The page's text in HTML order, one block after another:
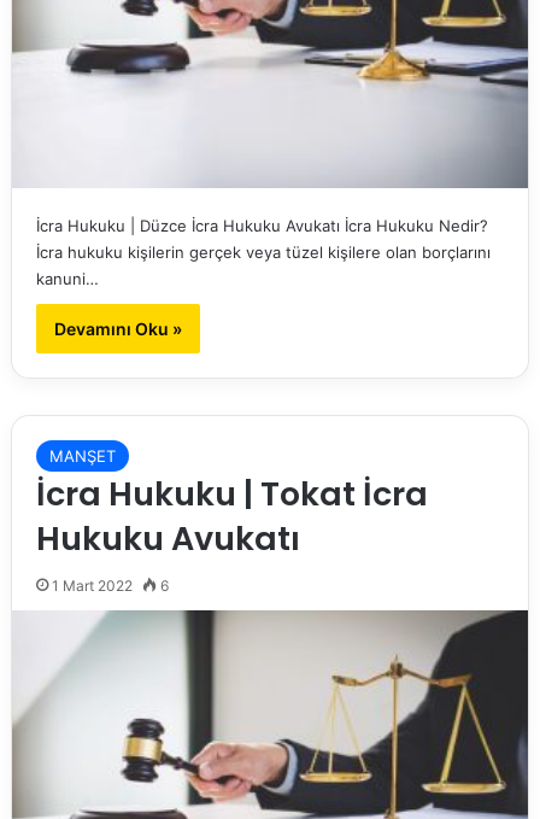
İcra Hukuku | Düzce İcra Hukuku Avukatı İcra Hukuku Nedir?
İcra hukuku kişilerin gerçek veya tüzel kişilere olan borçlarını
kanuni…
Devamını Oku »
MANŞET
İcra Hukuku | Tokat İcra
Hukuku Avukatı
1 Mart 2022 6